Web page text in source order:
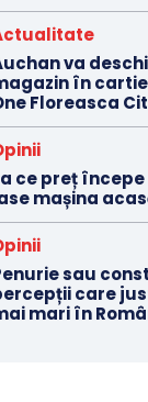
va
în
Floreasca
ce preț începe
mașina
sau
care
mari în